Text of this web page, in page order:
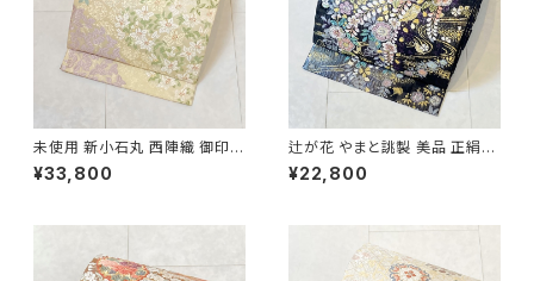
未使用 新小石丸 西陣織 御印華
唐織 花柄 袋帯 正絹 金糸 白 ク
リーム ピンク 紫 576
¥33,800
辻が花 やまと誂製 美品 正絹
金糸 袋帯 黒 紺 紫 パステルカ
ラー 702
¥22,800